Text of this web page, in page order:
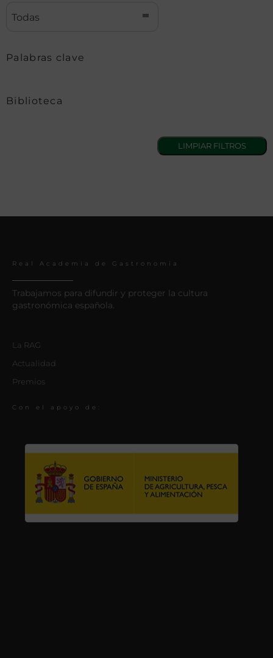
Todas
Palabras clave
Biblioteca
Real Academia de Gastronomía
Trabajamos para difundir y proteger la cultura
gastronómica española.
La RAG
Actualidad
Premios
Con el apoyo de: